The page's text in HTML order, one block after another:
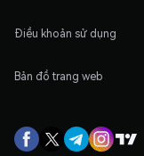
Điều khoản sử dụng
Bản đồ trang web